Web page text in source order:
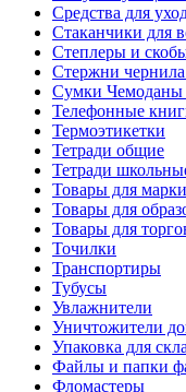
Средства для
Стаканчики для
Степлеры и
Стержни
Сумки Чемоданы
Телефонные
Термоэтикетки
Тетради общие
Тетради
Товары для
Товары для
Товары для
Точилки
Транспортиры
Тубусы
Увлажнители
Уничтожители
Упаковка для
Файлы и папки
Фломастеры